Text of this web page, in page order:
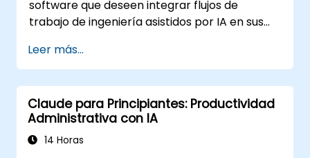
curso Flujos de Trabajo Avanzados para el
Desarrollo con IA Agéntica.
software que deseen integrar flujos de
trabajo de ingeniería asistidos por IA en sus
Leer más...
Claude para Principiantes: Productividad
Administrativa con IA
14 Horas